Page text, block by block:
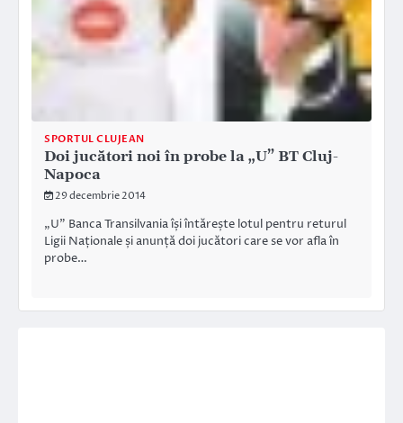
SPORTUL CLUJEAN
Doi jucători noi în probe la „U” BT Cluj-
Napoca
29 decembrie 2014
„U” Banca Transilvania își întărește lotul pentru returul
Ligii Naționale și anunță doi jucători care se vor afla în
probe…